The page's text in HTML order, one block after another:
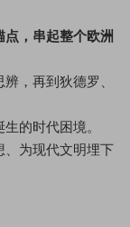
，串起整个欧洲
，再到狄德罗、
的时代困境。
、为现代文明埋下